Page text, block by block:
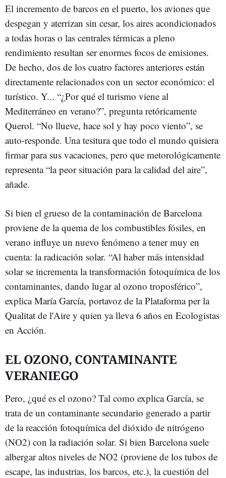
El incremento de barcos en el puerto, los aviones que
despegan y aterrizan sin cesar, los aires acondicionados
a todas horas o las centrales térmicas a pleno
rendimiento resultan ser enormes focos de emisiones.
De hecho, dos de los cuatro factores anteriores están
directamente relacionados con un sector económico: el
turístico. Y... “¿Por qué el turismo viene al
Mediterráneo en verano?”, pregunta retóricamente
Querol. “No llueve, hace sol y hay poco viento”, se
auto-responde. Una tesitura que todo el mundo quisiera
firmar para sus vacaciones, pero que metorológicamente
representa “la peor situación para la calidad del aire”,
añade.
Si bien el grueso de la contaminación de Barcelona
proviene de la quema de los combustibles fósiles, en
verano influye un nuevo fenómeno a tener muy en
cuenta: la radicación solar. “Al haber más intensidad
solar se incrementa la transformación fotoquímica de los
contaminantes, dando lugar al ozono troposférico”,
explica María García, portavoz de la Plataforma per la
Qualitat de l'Aire y quien ya lleva 6 años en Ecologistas
en Acción.
EL OZONO, CONTAMINANTE
VERANIEGO
Pero, ¿qué es el ozono? Tal como explica García, se
trata de un contaminante secundario generado a partir
de la reacción fotoquímica del dióxido de nitrógeno
(NO2) con la radiación solar. Si bien Barcelona suele
albergar altos niveles de NO2 (proviene de los tubos de
escape, las industrias, los barcos, etc.), la cuestión del